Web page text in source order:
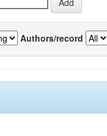
Authors/record